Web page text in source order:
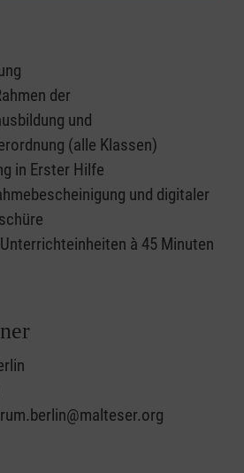
der
und
(alle Klassen)
in Erster Hilfe
und digitaler
à 45 Minuten